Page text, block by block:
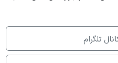
30
تلگرام